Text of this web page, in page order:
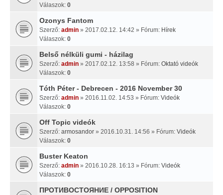
Válaszok: 0
Ozonys Fantom
Szerző: admin » 2017.02.12. 14:42 » Fórum: Hírek
Válaszok: 0
Belső nélküli gumi - házilag
Szerző: admin » 2017.02.12. 13:58 » Fórum: Oktató videók
Válaszok: 0
Tóth Péter - Debrecen - 2016 November 30
Szerző: admin » 2016.11.02. 14:53 » Fórum: Videók
Válaszok: 0
Off Topic videók
Szerző: armosandor » 2016.10.31. 14:56 » Fórum: Videók
Válaszok: 0
Buster Keaton
Szerző: admin » 2016.10.28. 16:13 » Fórum: Videók
Válaszok: 0
ПРОТИВОСТОЯНИЕ / OPPOSITION